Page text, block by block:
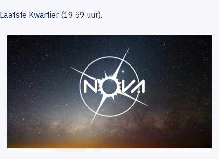
Laatste Kwartier (19.59 uur).